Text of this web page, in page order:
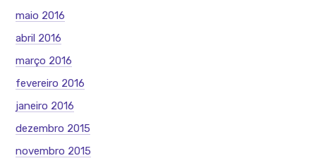
maio 2016
abril 2016
março 2016
fevereiro 2016
janeiro 2016
dezembro 2015
novembro 2015